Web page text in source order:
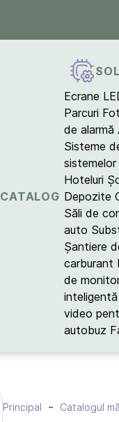
CATALOG
Ecrane
Parcuri
de alarmă
Sisteme
sistemelor
Hoteluri
Depozite
Săli de
auto
Șantiere
carburant
de
video
autobuz
Principal Catalogul